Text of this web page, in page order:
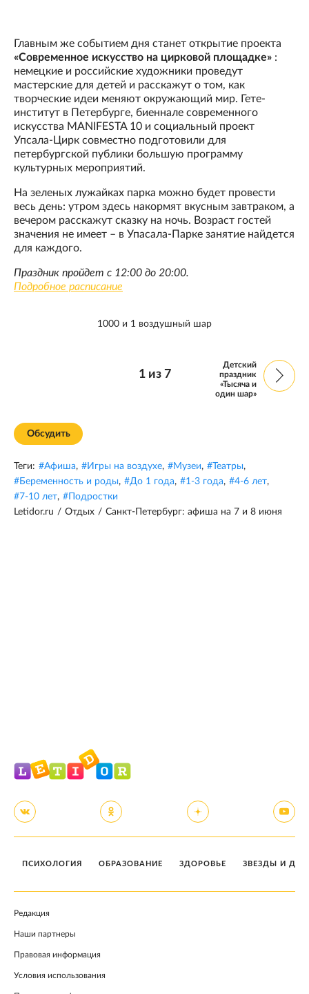
Главным же событием дня станет открытие проекта
«Современное искусство на цирковой площадке» :
немецкие и российские художники проведут
мастерские для детей и расскажут о том, как
творческие идеи меняют окружающий мир. Гете-
институт в Петербурге, биеннале современного
искусства MANIFESTA 10 и социальный проект
Упсала-Цирк совместно подготовили для
петербургской публики большую программу
культурных мероприятий.
На зеленых лужайках парка можно будет провести
весь день: утром здесь накормят вкусным завтраком, а
вечером расскажут сказку на ночь. Возраст гостей
значения не имеет – в Упасала-Парке занятие найдется
для каждого.
Праздник пройдет с 12:00 до 20:00.
Подробное расписание
1000 и 1 воздушный шар
1из 7
Детский
праздник
«Тысяча и
один шар»
Обсудить
Теги: #Афиша, #Игры на воздухе, #Музеи, #Театры,
#Беременность и роды, #До 1 года, #1-3 года, #4-6 лет,
#7-10 лет, # Подростки
Letidor.ru / Отдых / Санкт-Петербург: афиша на 7 и 8 июня
ПСИХОЛОГИЯ ОБРАЗОВАНИЕ ЗДОРОВЬЕ ЗВЕЗДЫ И
Редакция
Наши партнеры
Правовая информация
Условия использования